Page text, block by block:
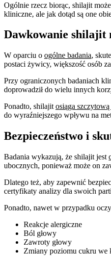
Ogólnie rzecz biorąc, shilajit
kliniczne, ale jak dotąd są one
Dawkowanie shilajit
W oparciu o ogólne badania,
postaci żywicy, większość osób
Przy ograniczonych badaniach
doprowadził do wielu innych
Ponadto, shilajit osiąga
do wyraźniejszego wpływu na
Bezpieczeństwo i
Badania wykazują, że shilajit jest
ubocznych, ponieważ może on
Dlatego też, aby zapewnić
certyfikaty analizy dla swoich
Ponadto, nawet w przypadku
Reakcje alergiczne
Ból głowy
Zawroty głowy
Zmiany poziomu cukru we